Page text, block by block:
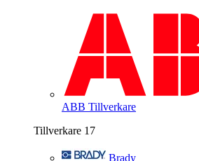
ABB Tillverkare
Tillverkare 17
Brady